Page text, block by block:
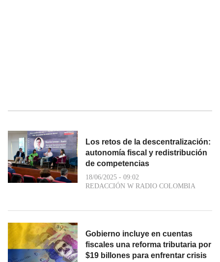
Los retos de la descentralización:
autonomía fiscal y redistribución
de competencias
18/06/2025 - 09:02
REDACCIÓN W RADIO COLOMBIA
Gobierno incluye en cuentas
fiscales una reforma tributaria por
$19 billones para enfrentar crisis